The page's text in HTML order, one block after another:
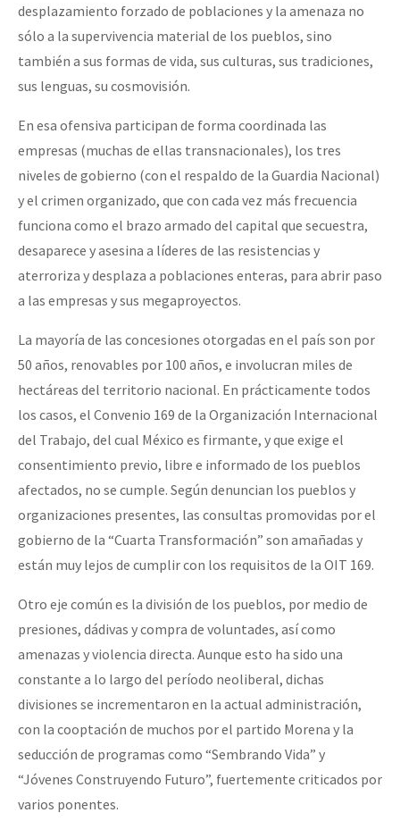
desplazamiento forzado de poblaciones y la amenaza no
sólo a la supervivencia material de los pueblos, sino
también a sus formas de vida, sus culturas, sus tradiciones,
sus lenguas, su cosmovisión.
En esa ofensiva participan de forma coordinada las
empresas (muchas de ellas transnacionales), los tres
niveles de gobierno (con el respaldo de la Guardia Nacional)
y el crimen organizado, que con cada vez más frecuencia
funciona como el brazo armado del capital que secuestra,
desaparece y asesina a líderes de las resistencias y
aterroriza y desplaza a poblaciones enteras, para abrir paso
a las empresas y sus megaproyectos.
La mayoría de las concesiones otorgadas en el país son por
50 años, renovables por 100 años, e involucran miles de
hectáreas del territorio nacional. En prácticamente todos
los casos, el Convenio 169 de la Organización Internacional
del Trabajo, del cual México es firmante, y que exige el
consentimiento previo, libre e informado de los pueblos
afectados, no se cumple. Según denuncian los pueblos y
organizaciones presentes, las consultas promovidas por el
gobierno de la “Cuarta Transformación” son amañadas y
están muy lejos de cumplir con los requisitos de la OIT 169.
Otro eje común es la división de los pueblos, por medio de
presiones, dádivas y compra de voluntades, así como
amenazas y violencia directa. Aunque esto ha sido una
constante a lo largo del período neoliberal, dichas
divisiones se incrementaron en la actual administración,
con la cooptación de muchos por el partido Morena y la
seducción de programas como “Sembrando Vida” y
“Jóvenes Construyendo Futuro”, fuertemente criticados por
varios ponentes.